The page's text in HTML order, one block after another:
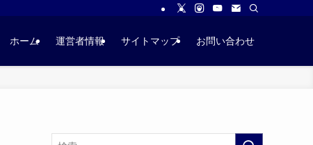
ホーム 運営者情報 サイトマップ お問い合わせ